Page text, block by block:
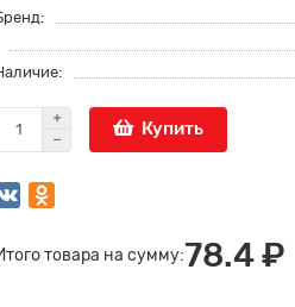
Купить
товара на сумму:78.4 ₽